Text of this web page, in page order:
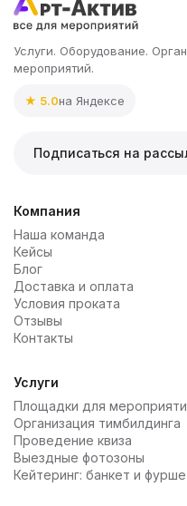
Услуги. Оборудование.
мероприятий.
★ 5.0на Яндексе
Подписаться на
Компания
Наша команда
Кейсы
Блог
Доставка и оплата
Условия проката
Отзывы
Контакты
Услуги
Площадки для
Организация тимбилдинга
Проведение квиза
Выездные фотозоны
Кейтеринг: банкет и